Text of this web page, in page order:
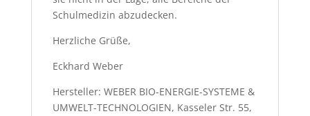
Schulmedizin abzudecken.
Herzliche Grüße,
Eckhard Weber
Hersteller: WEBER BIO-ENERGIE-SYSTEME &
UMWELT-TECHNOLOGIEN, Kasseler Str. 55,